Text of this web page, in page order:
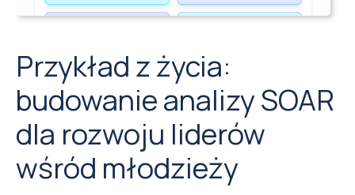
Przykład z życia:
budowanie analizy SOAR
dla rozwoju liderów
wśród młodzieży